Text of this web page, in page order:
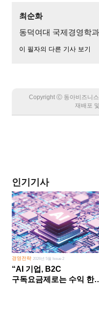
최순화
동덕여대 국제경영학
이 필자의 다른 기사 보기
Copyright Ⓒ 동아비즈니
재배포
인기기사
경영전략 2026년 5월 Issue 2
“AI 기업, B2C
구독요금제로는 수익 한